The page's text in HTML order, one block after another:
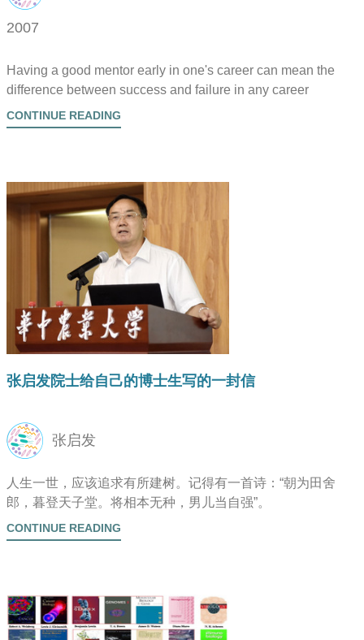
2007
Having a good mentor early in one's career can mean the
difference between success and failure in any career
CONTINUE READING
张启发院士给自己的博士生写的一封信
张启发
人生一世，应该追求有所建树。记得有一首诗：“朝为田舍
郎，暮登天子堂。将相本无种，男儿当自强”。
CONTINUE READING